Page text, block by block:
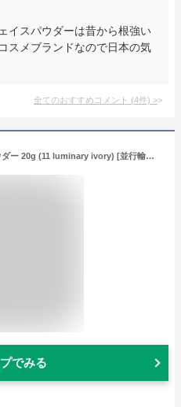
イスパウダーは昔から根強い
スメブランドなので日本の気
全てのおすすめコメント (4件) >
コスメデコルテ フェイスパウダー 20g (11 luminary ivory) [並行輸入品]
でみる